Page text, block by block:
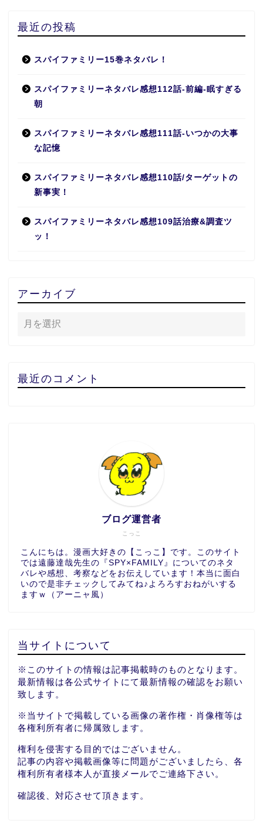
最近の投稿
スパイファミリー15巻ネタバレ！
スパイファミリーネタバレ感想112話-前編-眠すぎる
朝
スパイファミリーネタバレ感想111話-いつかの大事
な記憶
スパイファミリーネタバレ感想110話/ターゲットの
新事実！
スパイファミリーネタバレ感想109話治療&調査ツ
ッ！
アーカイブ
最近のコメント
こっこ
ブログ運営者
こんにちは。漫画大好きの【こっこ】です。このサイト
では遠藤達哉先生の『SPY×FAMILY』についてのネタ
バレや感想、考察などをお伝えしています！本当に面白
いので是非チェックしてみてね♪よろろすおねがいする
ますｗ（アーニャ風）
当サイトについて
※このサイトの情報は記事掲載時のものとなります。
最新情報は各公式サイトにて最新情報の確認をお願い
致します。
※当サイトで掲載している画像の著作権・肖像権等は
各権利所有者に帰属致します。
権利を侵害する目的ではございません。
記事の内容や掲載画像等に問題がございましたら、各
権利所有者様本人が直接メールでご連絡下さい。
確認後、対応させて頂きます。